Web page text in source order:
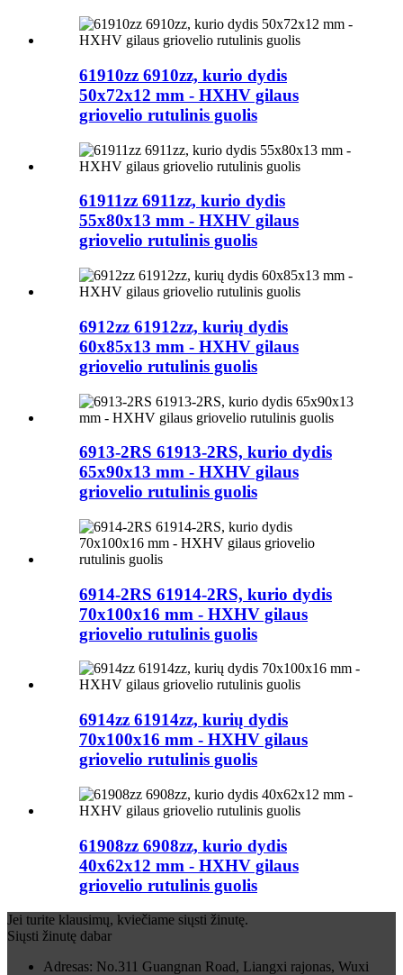
61910zz 6910zz, kurio dydis
50x72x12 mm - HXHV gilaus
griovelio rutulinis guolis
61911zz 6911zz, kurio dydis
55x80x13 mm - HXHV gilaus
griovelio rutulinis guolis
6912zz 61912zz, kurių dydis
60x85x13 mm - HXHV gilaus
griovelio rutulinis guolis
6913-2RS 61913-2RS, kurio dydis
65x90x13 mm - HXHV gilaus
griovelio rutulinis guolis
6914-2RS 61914-2RS, kurio dydis
70x100x16 mm - HXHV gilaus
griovelio rutulinis guolis
6914zz 61914zz, kurių dydis
70x100x16 mm - HXHV gilaus
griovelio rutulinis guolis
61908zz 6908zz, kurio dydis
40x62x12 mm - HXHV gilaus
griovelio rutulinis guolis
Jei turite klausimų, kviečiame siųsti žinutę.
Siųsti žinutę dabar
Adresas: No.311 Guangnan Road, Liangxi rajonas, Wuxi